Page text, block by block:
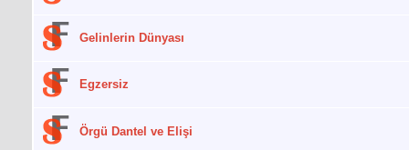
Gelinlerin Dünyası
Egzersiz
Örgü Dantel ve Elişi